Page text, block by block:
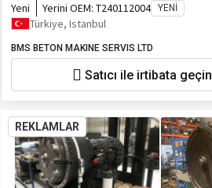
Yeni Yerini OEM: T240112004 YENI
Türkiye, Istanbul
BMS BETON MAKINE SERVIS LTD
Satıcı ile irtibata
REKLAMLAR